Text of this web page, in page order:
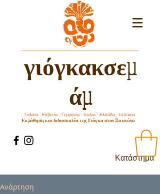
γιόγκακσεμ
άμ
Γαλλία – Ελβετία – Γερμανία – Ιταλία – Ελλάδα – Ισπανία
Εκμάθηση και διδασκαλία της Γιόγκα στον 21ο αιώνα
Κατάστημα
Ανάρτηση